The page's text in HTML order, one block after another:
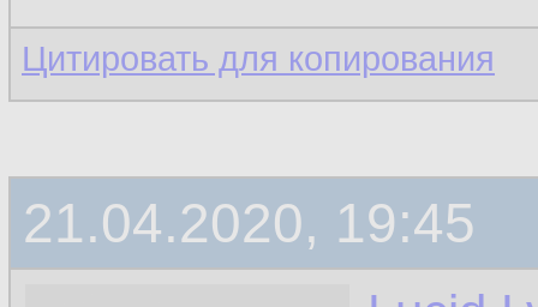
Цитировать для копирования
21.04.2020, 19:45